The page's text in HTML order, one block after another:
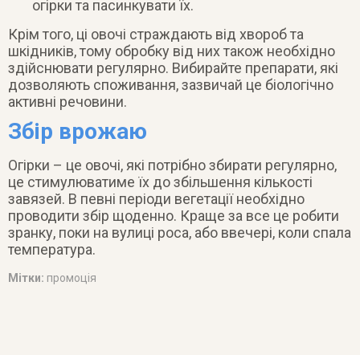
огірки та пасинкувати їх.
Крім того, ці овочі страждають від хвороб та
шкідників, тому обробку від них також необхідно
здійснювати регулярно. Вибирайте препарати, які
дозволяють споживання, зазвичай це біологічно
активні речовини.
Збір врожаю
Огірки – це овочі, які потрібно збирати регулярно,
це стимулюватиме їх до збільшення кількості
завязей. В певні періоди вегетації необхідно
проводити збір щоденно. Краще за все це робити
зранку, поки на вулиці роса, або ввечері, коли спала
температура.
Мітки: промоція